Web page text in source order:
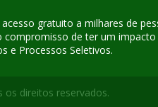
gratuito a milhares de
de ter um
e Processos Seletivos.
os direitos reservados.